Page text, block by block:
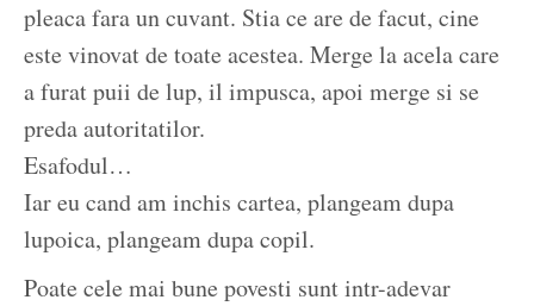
pleaca fara un cuvant. Stia ce are de facut, cine
este vinovat de toate acestea. Merge la acela care
a furat puii de lup, il impusca, apoi merge si se
preda autoritatilor.
Esafodul…
Iar eu cand am inchis cartea, plangeam dupa
lupoica, plangeam dupa copil.
Poate cele mai bune povesti sunt intr-adevar